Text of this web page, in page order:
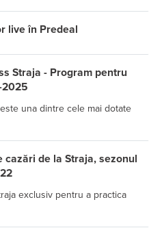
live în Predeal
Straja - Program pentru
2025
una dintre cele mai dotate
cazări de la Straja, sezonul
exclusiv pentru a practica